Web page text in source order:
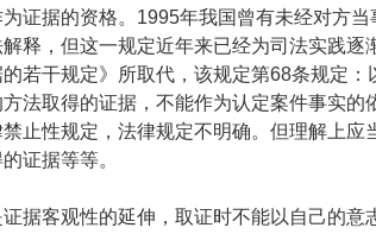
证据的资格。 1995年我国曾有未经对方
释，但这一规定近年来已经为司法实践逐
若干规定》所取代，该规定第68条规定：
法取得的证据，不能作为认定案件事实的
止性规定，法律规定不明确。但理解上应
证据等等。
据客观性的延伸，取证时不能以自己的意